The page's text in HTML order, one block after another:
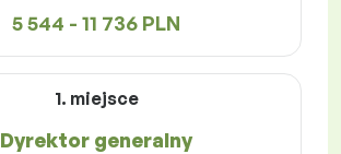
5 544 - 11 736 PLN
1. miejsce
Dyrektor generalny